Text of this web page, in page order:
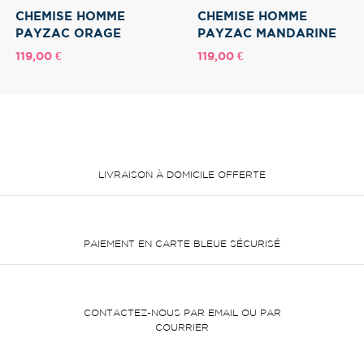
CHEMISE HOMME
PAYZAC ORAGE
Prix
119,00 €
CHEMISE HOMME
PAYZAC MANDARINE
Prix
119,00 €
LIVRAISON À DOMICILE OFFERTE
PAIEMENT EN CARTE BLEUE SÉCURISÉ
CONTACTEZ-NOUS PAR EMAIL OU PAR
COURRIER